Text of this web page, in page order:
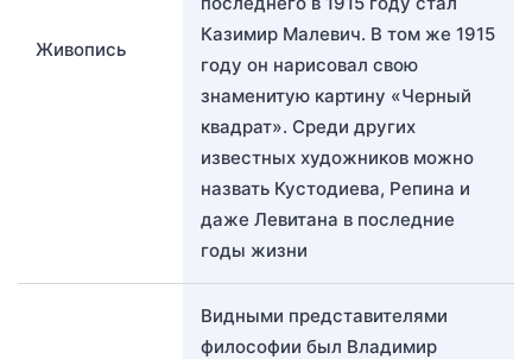
Живопись
Казимир Малевич. В том же 1915
году он нарисовал свою
знаменитую картину «Черный
квадрат». Среди других
известных художников можно
назвать Кустодиева, Репина и
даже Левитана в последние
годы жизни
Видными представителями
философии был Владимир